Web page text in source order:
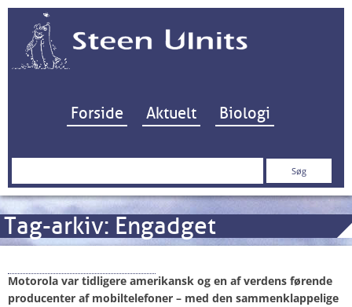
Hop til indhold
Forside Aktuelt Biologi
Søg
Tag-arkiv: Engadget
Motorola var tidligere amerikansk og en af verdens førende
producenter af mobiltelefoner – med den sammenklappelige